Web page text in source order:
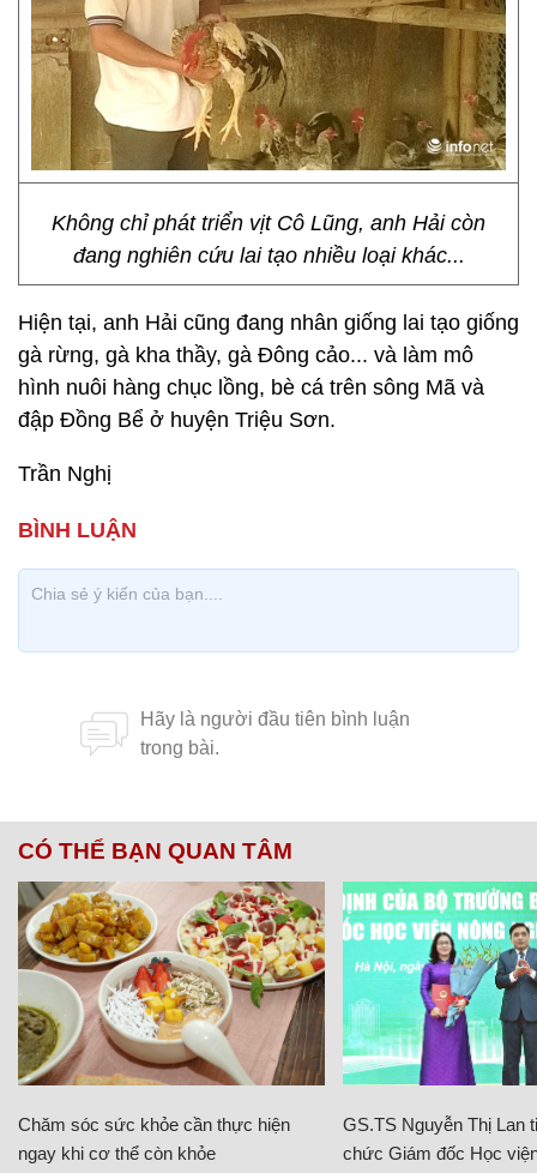
Không chỉ phát triển vịt Cô Lũng, anh Hải còn
đang nghiên cứu lai tạo nhiều loại khác...
Hiện tại, anh Hải cũng đang nhân giống lai tạo giống
gà rừng, gà kha thầy, gà Đông cảo... và làm mô
hình nuôi hàng chục lồng, bè cá trên sông Mã và
đập Đồng Bể ở huyện Triệu Sơn.
Trần Nghị
CÓ THỂ BẠN QUAN TÂM
Chăm sóc sức khỏe cần thực hiện
ngay khi cơ thể còn khỏe
GS.TS Nguyễn Thị Lan
chức Giám đốc Học